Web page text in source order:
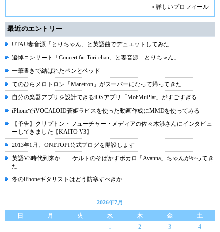
» 詳しいプロフィール
最近のエントリー
UTAU妻音源「とりちゃん」と英語曲でデュエットしてみた
追悼コンサート「Concert for Tori-chan」と妻音源「とりちゃん」
一筆書きで結ばれたペンとベッド
てのひらメロトロン「Manetron」がスーパーになって帰ってきた
自分の楽器アプリを設計できるiOSアプリ「MobMuPlat」がすごすぎる
iPhoneでiVOCALOID蒼姫ラピスを使った動画作成にMMDを使ってみる
【予告】クリプトン・フューチャー・メディアの佐々木渉さんにインタビュ
ーしてきました【KAITO V3】
2013年1月、ONETOPI公式ブログを開設します
英語V3時代到来か――ケルトのそばかすボカロ「Avanna」ちゃんがやってき
た
冬のiPhoneギタリストはどう防寒すべきか
2026年7月
日
月 火 水 木 金
土
1
2 3
4